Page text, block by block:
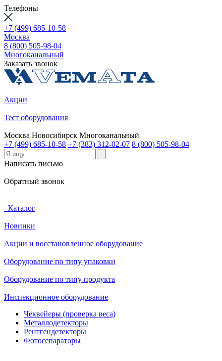
Телефоны
+7 (499) 685-10-58
Москва
8 (800) 505-98-04
Многоканальный
Заказать звонок
Акции
Тест оборудования
Москва Новосибирск Многоканальный
+7 (499) 685-10-58 +7 (383) 312-02-07 8 (800) 505-98-04
Написать письмо
Обратный звонок
Каталог
Новинки
Акции и восстановленное оборудование
Оборудование по типу упаковки
Оборудование по типу продукта
Инспекционное оборудование
Чеквейеры (проверка веса)
Металлодетекторы
Рентгендетекторы
Фотосепараторы